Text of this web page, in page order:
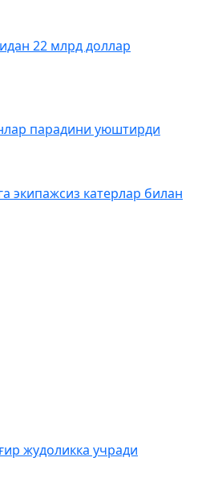
22 млрд доллар
парадини уюштирди
экипажсиз катерлар билан
жудоликка учради